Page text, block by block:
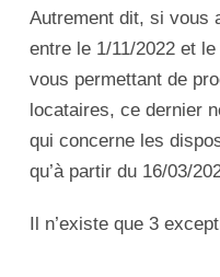
Autrement dit, si vous
entre le 1/11/2022 et
vous permettant de
locataires, ce dernier
qui concerne les
qu’à partir du 16/03/
Il n’existe que 3